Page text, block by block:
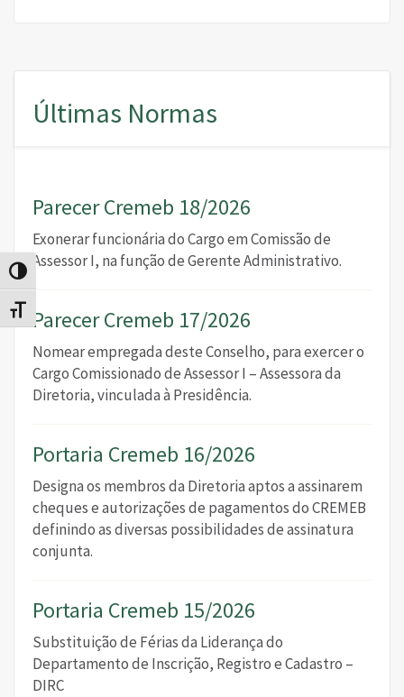
Alternar alto contraste
Alternar tamanho da fonte
Últimas Normas
Parecer Cremeb 18/2026
Exonerar funcionária do Cargo em Comissão de
Assessor I, na função de Gerente Administrativo.
Parecer Cremeb 17/2026
Nomear empregada deste Conselho, para exercer o
Cargo Comissionado de Assessor I – Assessora da
Diretoria, vinculada à Presidência.
Portaria Cremeb 16/2026
Designa os membros da Diretoria aptos a assinarem
cheques e autorizações de pagamentos do CREMEB
definindo as diversas possibilidades de assinatura
conjunta.
Portaria Cremeb 15/2026
Substituição de Férias da Liderança do
Departamento de Inscrição, Registro e Cadastro –
DIRC